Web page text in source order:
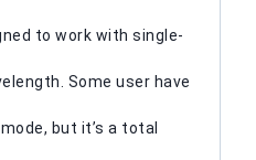
to work with single-
Some user have
but it’s a total